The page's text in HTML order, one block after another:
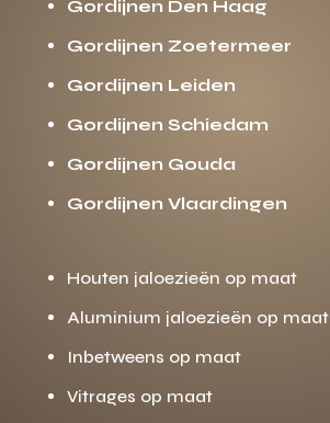
Gordijnen Den Haag
Gordijnen Zoetermeer
Gordijnen Leiden
Gordijnen Schiedam
Gordijnen Gouda
Gordijnen Vlaardingen
Houten jaloezieën op maat
Aluminium jaloezieën op maat
Inbetweens op maat
Vitrages op maat